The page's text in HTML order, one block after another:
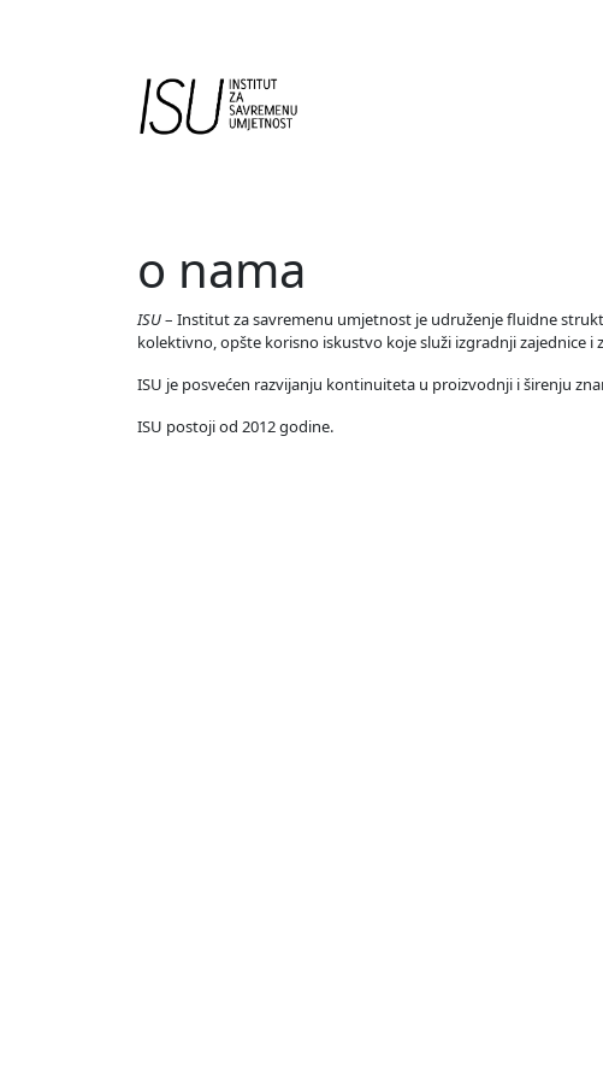
Main Navigation
o nama
ISU– Institut za savremenu umjetnost je udruženje fluidne
kolektivno, opšte korisno iskustvo koje služi izgradnji zajednice i
ISU je posvećen razvijanju kontinuiteta u proizvodnji i širenju
ISU postoji od 2012 godine.